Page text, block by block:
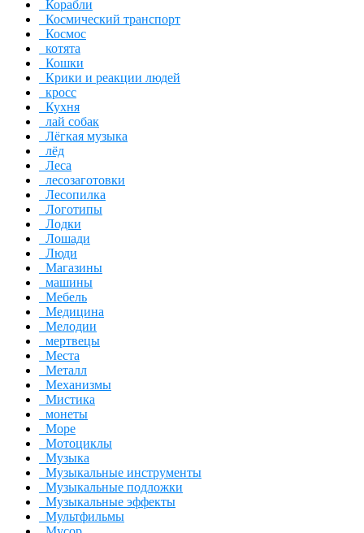
Корабли
Космический транспорт
Космос
котята
Кошки
Крики и реакции людей
кросс
Кухня
лай собак
Лёгкая музыка
лёд
Леса
лесозаготовки
Лесопилка
Логотипы
Лодки
Лошади
Люди
Магазины
машины
Мебель
Медицина
Мелодии
мертвецы
Места
Металл
Механизмы
Мистика
монеты
Море
Мотоциклы
Музыка
Музыкальные инструменты
Музыкальные подложки
Музыкальные эффекты
Мультфильмы